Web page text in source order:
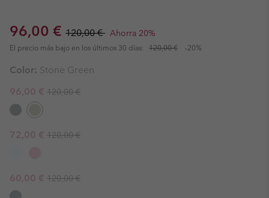
Sale price:
96,00 € Regular price:
120,00 € Ahorra 20%
El precio más bajo en los últimos 30 días: 120,00 € -20%
Color: Stone Green
Sale price:
96,00 € Regular price:
120,00 €
Sale price:
72,00 € Regular price:
120,00 €
Sale price:
60,00 € Regular price:
120,00 €